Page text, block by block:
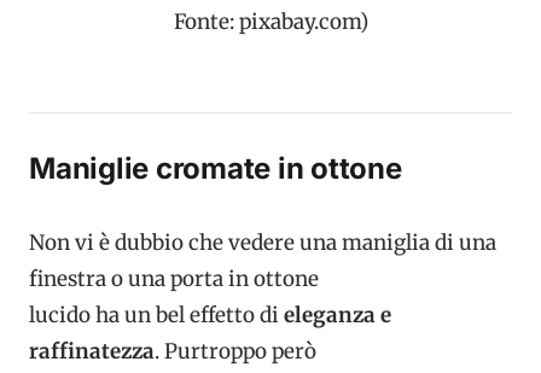
Fonte: pixabay.com)
Maniglie cromate in ottone
Non vi è dubbio che vedere una maniglia di una
finestra o una porta in ottone
lucido ha un bel effetto di eleganza e
raffinatezza. Purtroppo però